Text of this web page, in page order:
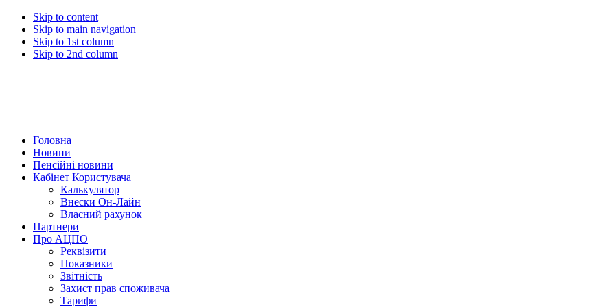
Skip to content
Skip to main navigation
Skip to 1st column
Skip to 2nd column
Головна
Новини
Пенсійні новини
Кабінет Користувача
Калькулятор
Внески Он-Лайн
Власний рахунок
Партнери
Про АЦПО
Реквізити
Показники
Звітність
Захист прав споживача
Тарифи